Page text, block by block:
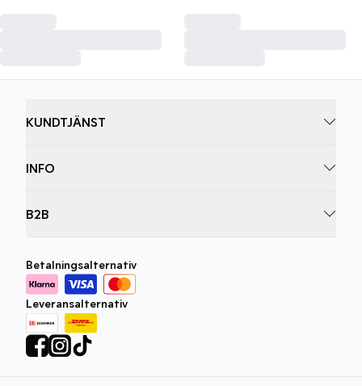
KUNDTJÄNST
INFO
B2B
Betalningsalternativ
Leveransalternativ